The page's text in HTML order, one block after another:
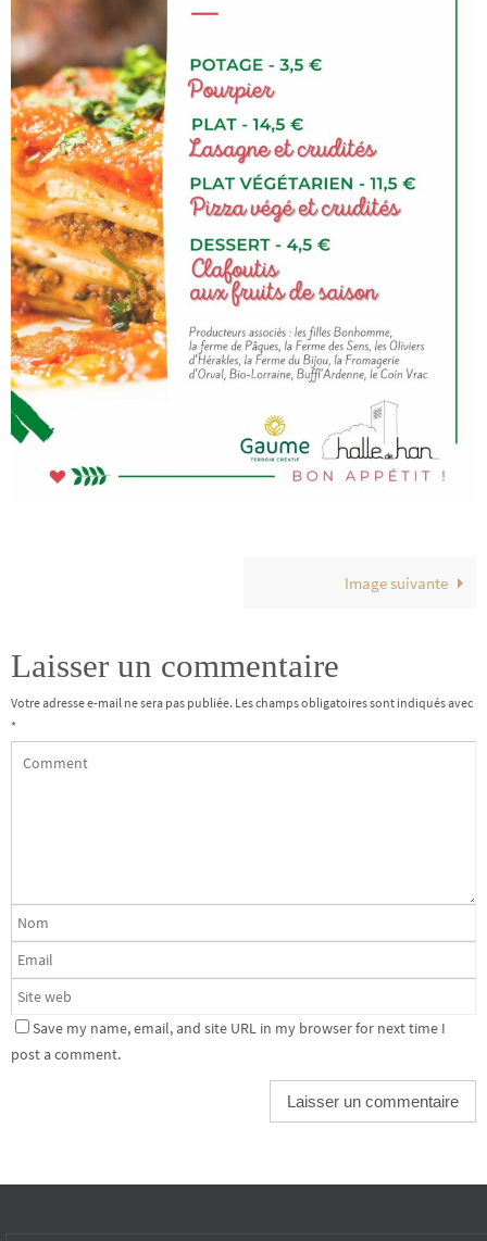
Image suivante
Laisser un commentaire
Votre adresse e-mail ne sera pas publiée. Les champs obligatoires sont indiqués avec
*
Save my name, email, and site URL in my browser for next time I
post a comment.